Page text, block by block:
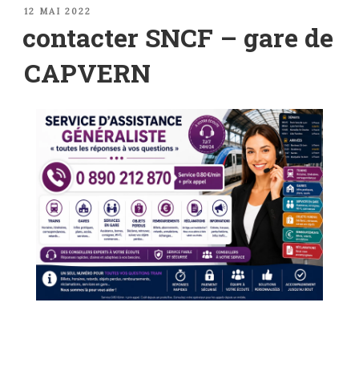
PUBLIÉ
12 MAI 2022
contacter SNCF – gare de
CAPVERN